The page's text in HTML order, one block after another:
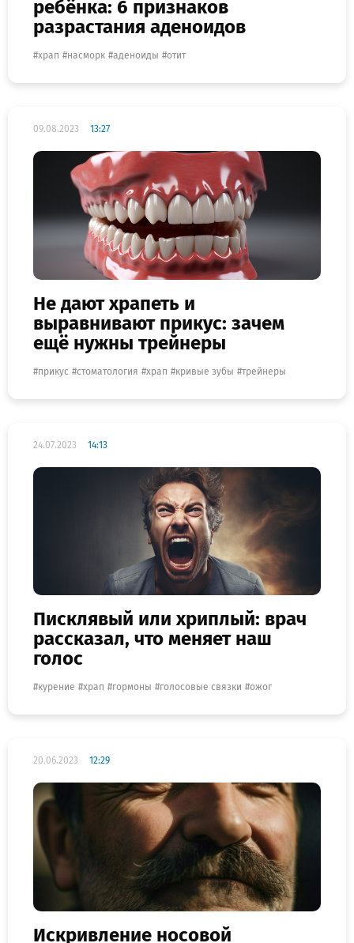
ребёнка: 6 признаков
разрастания аденоидов
храп насморк аденоиды отит
09.08.2023 13:27
Не дают храпеть и
выравнивают прикус: зачем
ещё нужны трейнеры
прикус стоматология храп кривые зубы трейнеры
24.07.2023 14:13
Писклявый или хриплый: врач
рассказал, что меняет наш
голос
курение храп гормоны голосовые связки ожог
20.06.2023 12:29
Искривление носовой